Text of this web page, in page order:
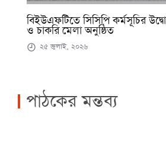
বিইউএফটিতে সিসিপি কর্মসূচির
ও চাকরি মেলা অনুষ্ঠিত
২৫ জুলাই, ২০২৬
পাঠকের মন্তব্য